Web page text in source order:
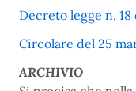
Decreto legge n. 18
Circolare del 25
ARCHIVIO